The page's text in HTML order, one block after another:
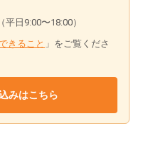
（平日9:00〜18:00）
きること 」をご覧くださ
みはこちら